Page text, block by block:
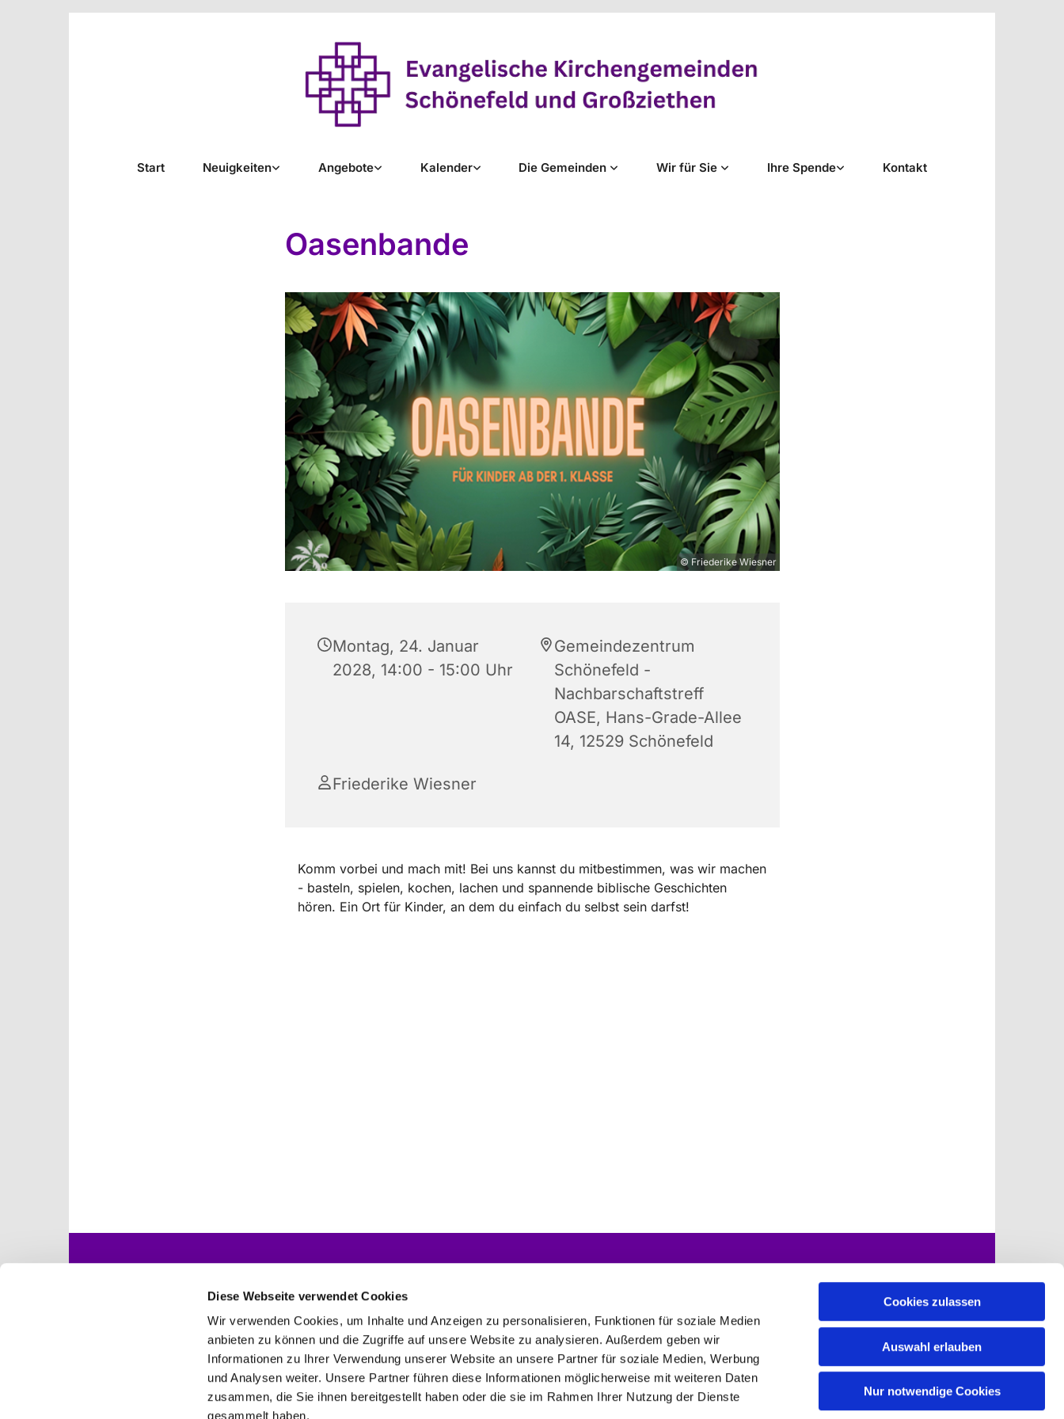
Diese Webseite verwendet Cookies
Wir verwenden Cookies, um Inhalte und Anzeigen zu personalisieren, Funktionen für soziale Medien
anbieten zu können und die Zugriffe auf unsere Website zu analysieren. Außerdem geben wir
Informationen zu Ihrer Verwendung unserer Website an unsere Partner für soziale Medien, Werbung
und Analysen weiter. Unsere Partner führen diese Informationen möglicherweise mit weiteren Daten
zusammen, die Sie ihnen bereitgestellt haben oder die sie im Rahmen Ihrer Nutzung der Dienste
gesammelt haben.
Cookies zulassen
Auswahl erlauben
Nur notwendige Cookies
Start Neuigkeiten Angebote Kalender Die Gemeinden Wir für Sie Ihre Spende Kontakt
Oasenbande
© Friederike Wiesner
Montag, 24. Januar
2028, 14:00 - 15:00 Uhr
Gemeindezentrum
Schönefeld -
Nachbarschaftstreff
OASE, Hans-Grade-Allee
14, 12529 Schönefeld
Friederike Wiesner
Komm vorbei und mach mit! Bei uns kannst du mitbestimmen, was wir machen
- basteln, spielen, kochen, lachen und spannende biblische Geschichten
hören. Ein Ort für Kinder, an dem du einfach du selbst sein darfst!
 Ev. Kirchengemeinden Schönefeld und Großziethen 03379 44 92 71 buero@kirche-schoenefeld-grossziethen.de
Erklärung zur Barrierefreiheit Kontaktinformationen Impressum